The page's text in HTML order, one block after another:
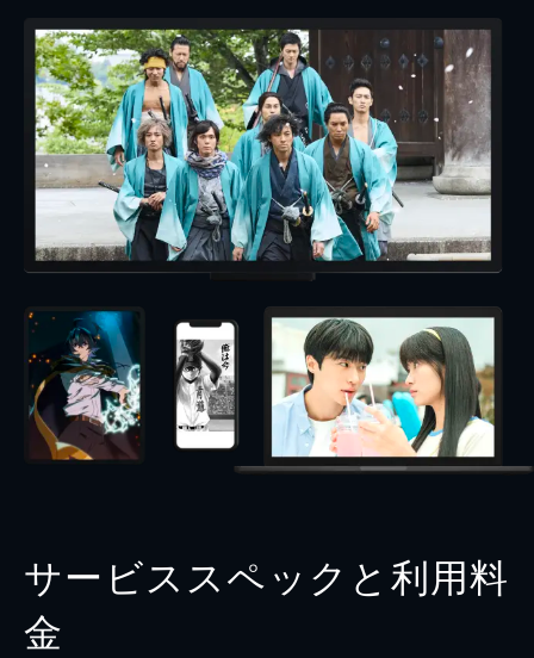
サービススペックと利用料
金